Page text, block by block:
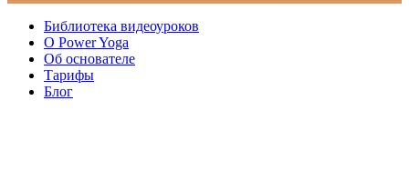
Библиотека видеоуроков
О Power Yoga
Об основателе
Тарифы
Блог